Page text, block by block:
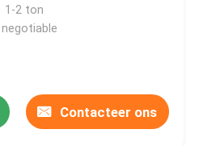
1-2 ton
Contacteer ons